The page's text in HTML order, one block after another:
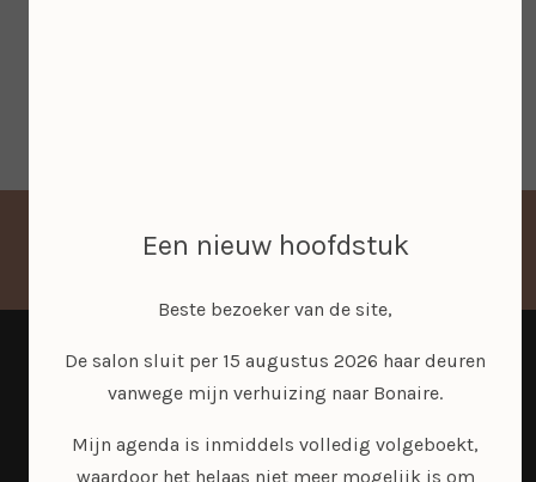
Een nieuw hoofdstuk
Beste bezoeker van de site,
De salon sluit per 15 augustus 2026 haar deuren
vanwege mijn verhuizing naar Bonaire.
Mijn agenda is inmiddels volledig volgeboekt,
waardoor het helaas niet meer mogelijk is om